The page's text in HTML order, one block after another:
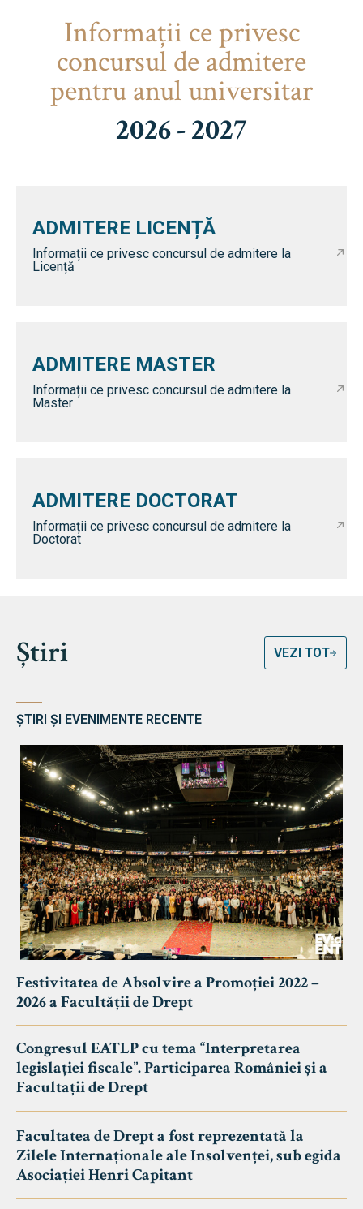
Informaţii ce privesc
concursul de admitere
pentru anul universitar
2026 - 2027
ADMITERE LICENȚĂ
Informații ce privesc concursul de admitere la
Licență
ADMITERE MASTER
Informații ce privesc concursul de admitere la
Master
ADMITERE DOCTORAT
Informații ce privesc concursul de admitere la
Doctorat
Știri VEZI TOT
ȘTIRI ȘI EVENIMENTE RECENTE
Festivitatea de Absolvire a Promoției 2022 –
2026 a Facultății de Drept
Congresul EATLP cu tema “Interpretarea
legislației fiscale”. Participarea României și a
Facultații de Drept
Facultatea de Drept a fost reprezentată la
Zilele Internaționale ale Insolvenței, sub egida
Asociației Henri Capitant